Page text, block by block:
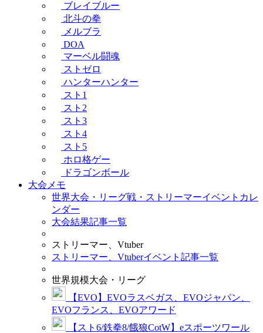
ブレイブルー
北斗の拳
メルブラ
DOA
マーベル闘魂
ストゼロ
ハンターハンター
スト1
スト2
スト3
スト4
スト5
ホロ格ゲー
ドラゴンボール
大会メモ
世界大会・リーグ戦・ストリーマーイベントカレ
ンダー
大会結果記事一覧
ストリーマー、Vtuber
ストリーマー、Vtuberイベント記事一覧
世界規模大会・リーグ
【EVO】EVOラスベガス、EVOジャパン、
EVOフランス、EVOアワード
【スト6/鉄拳8/餓狼CotW】eスポーツワール